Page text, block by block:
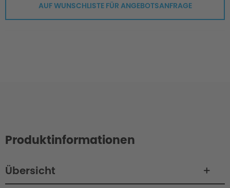
AUF WUNSCHLISTE FÜR ANGEBOTSANFRAGE
Produktinformationen
Übersicht